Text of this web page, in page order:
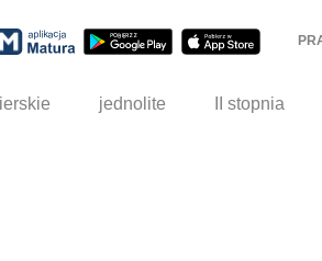
jednolite II stopnia